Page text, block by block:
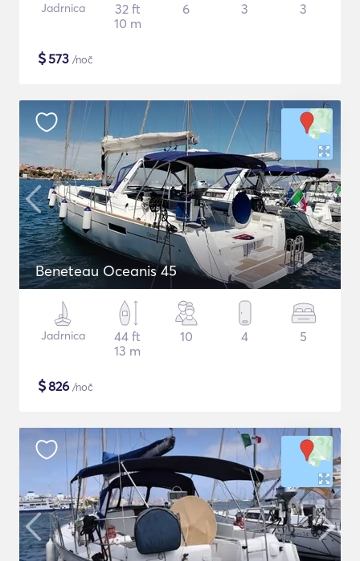
Jadrnica
32 ft
10 m
6 3 3
$573 /noč
Beneteau Oceanis 45
Jadrnica
44 ft
13 m
10 4 5
$826 /noč